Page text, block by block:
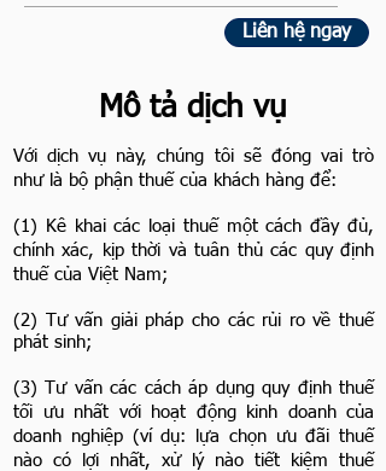
Liên hệ ngay
Mô tả dịch vụ
Với dịch vụ này, chúng tôi sẽ đóng vai trò
như là bộ phận thuế của khách hàng để:
(1) Kê khai các loại thuế một cách đầy đủ,
chính xác, kịp thời và tuân thủ các quy định
thuế của Việt Nam;
(2) Tư vấn giải pháp cho các rủi ro về thuế
phát sinh;
(3) Tư vấn các cách áp dụng quy định thuế
tối ưu nhất với hoạt động kinh doanh của
doanh nghiệp (ví dụ: lựa chọn ưu đãi thuế
nào có lợi nhất, xử lý nào tiết kiệm thuế